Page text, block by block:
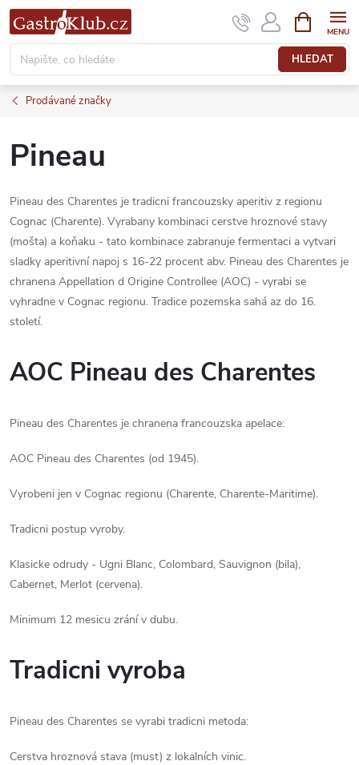
Přejít
na
obsah
HLEDAT
NÁKUPNÍ
KOŠÍK
Prodávané značky
Pineau
Pineau des Charentes je tradicni francouzsky aperitiv z regionu
Cognac (Charente). Vyrabany kombinaci cerstve hroznové stavy
(mošta) a koňaku - tato kombinace zabranuje fermentaci a vytvari
sladky aperitivní napoj s 16-22 procent abv. Pineau des Charentes je
chranena Appellation d Origine Controllee (AOC) - vyrabi se
vyhradne v Cognac regionu. Tradice pozemska sahá az do 16.
století.
AOC Pineau des Charentes
Pineau des Charentes je chranena francouzska apelace:
AOC Pineau des Charentes (od 1945).
Vyrobeni jen v Cognac regionu (Charente, Charente-Maritime).
Tradicni postup vyroby.
Klasicke odrudy - Ugni Blanc, Colombard, Sauvignon (bila),
Cabernet, Merlot (cervena).
Minimum 12 mesicu zrání v dubu.
Tradicni vyroba
Pineau des Charentes se vyrabi tradicni metoda:
Cerstva hroznová stava (must) z lokalních vinic.